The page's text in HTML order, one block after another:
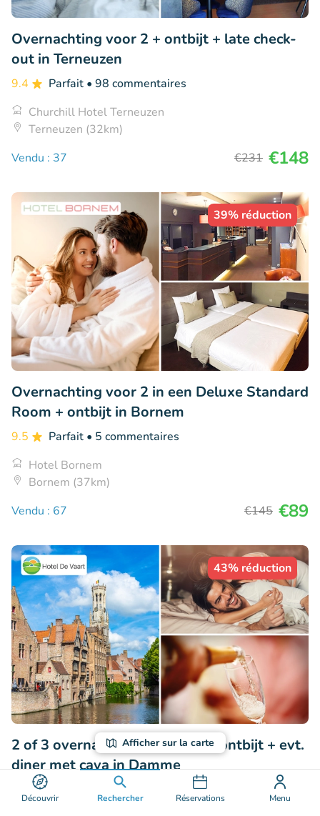
Découvrir Rechercher Réservations Menu
Afficher sur la carte
Overnachting voor 2 + ontbijt + late check-
out in Terneuzen
9.4 Parfait • 98 commentaires
Churchill Hotel Terneuzen
Terneuzen (32km)
Vendu : 37
€231 €148
39% réduction
Overnachting voor 2 in een Deluxe Standard
Room + ontbijt in Bornem
9.5 Parfait • 5 commentaires
Hotel Bornem
Bornem (37km)
Vendu : 67
€145 €89
43% réduction
2 of 3 overnachtingen voor 2 + ontbijt + evt.
diner met cava in Damme
• 168 commentaires